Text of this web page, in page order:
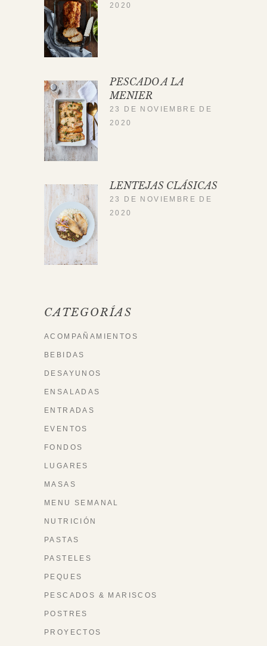
2020
PESCADO A LA
MENIER
23 DE NOVIEMBRE DE
2020
LENTEJAS CLÁSICAS
23 DE NOVIEMBRE DE
2020
CATEGORÍAS
ACOMPAÑAMIENTOS
BEBIDAS
DESAYUNOS
ENSALADAS
ENTRADAS
EVENTOS
FONDOS
LUGARES
MASAS
MENU SEMANAL
NUTRICIÓN
PASTAS
PASTELES
PEQUES
PESCADOS & MARISCOS
POSTRES
PROYECTOS